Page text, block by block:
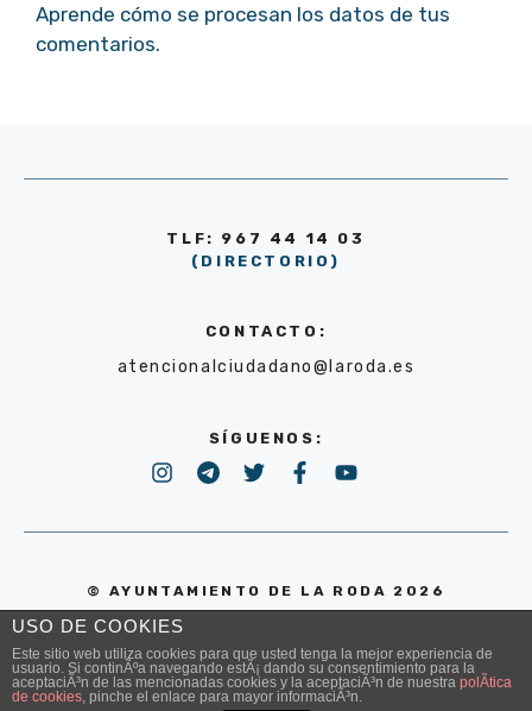
Aprende cómo se procesan los datos de tus
comentarios.
TLF: 967 44 14 03
(DIRECTORIO)
CONTACTO:
atencionalciudadano@laroda.es
SÍGUENOS:
© AYUNTAMIENTO DE LA RODA 2026
POLÍTICA DE PRIVACIDAD
USO DE COOKIES
Este sitio web utiliza cookies para que usted tenga la mejor experiencia de
usuario. Si continÃºa navegando estÃ¡ dando su consentimiento para la
aceptaciÃ³n de las mencionadas cookies y la aceptaciÃ³n de nuestra polÃ­tica
de cookies, pinche el enlace para mayor informaciÃ³n.